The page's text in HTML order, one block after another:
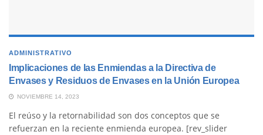
ADMINISTRATIVO
Implicaciones de las Enmiendas a la Directiva de
Envases y Residuos de Envases en la Unión Europea
NOVIEMBRE 14, 2023
El reúso y la retornabilidad son dos conceptos que se
refuerzan en la reciente enmienda europea. [rev_slider